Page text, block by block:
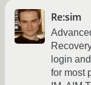
Re:sim
login
for most